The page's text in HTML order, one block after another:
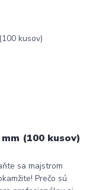
(100 kusov)
sa majstrom
Prečo sú